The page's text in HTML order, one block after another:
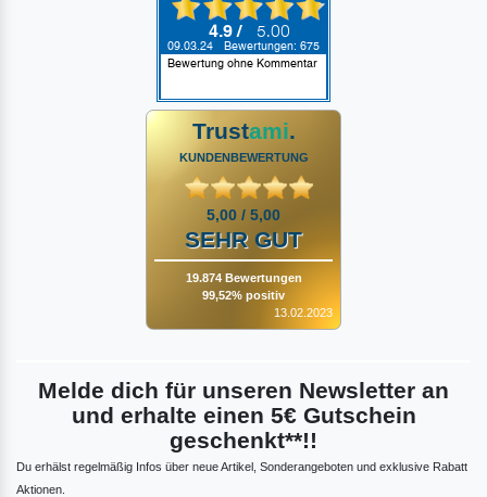
Trustami.
KUNDENBEWERTUNG
5,00 / 5,00
SEHR GUT
19.874 Bewertungen
99,52% positiv
13.02.2023
Melde dich für unseren Newsletter an
und erhalte einen 5€ Gutschein
geschenkt**!!
Du erhälst regelmäßig Infos über neue Artikel, Sonderangeboten und exklusive Rabatt
Aktionen.